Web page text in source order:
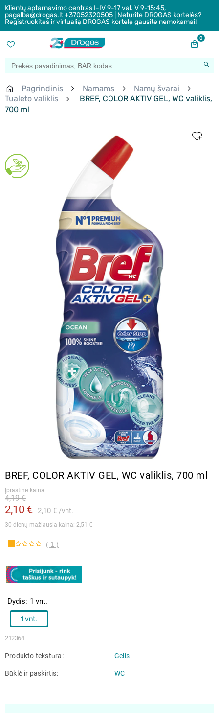
Klientų aptarnavimo centras I-IV 9-17 val. V 9-15:45,
pagalba@drogas.lt +37052320505 | Neturite DROGAS kortelės?
Registruokitės ir virtualią DROGAS kortelę gausite nemokamai!
0
Pagrindinis Namams
Namų švarai
Tualeto valiklis
BREF, COLOR AKTIV GEL, WC valiklis,
700 ml
BREF, COLOR AKTIV GEL, WC valiklis, 700 ml
Įprastinė kaina
2,10 € 2,10 € vnt.
4,19 €
30 dienų mažiausia kaina: 2,51 €
( 1 )
212364
Dydis 1 vnt.
1 vnt.
Produkto tekstūra Gelis
Būklė ir paskirtis WC